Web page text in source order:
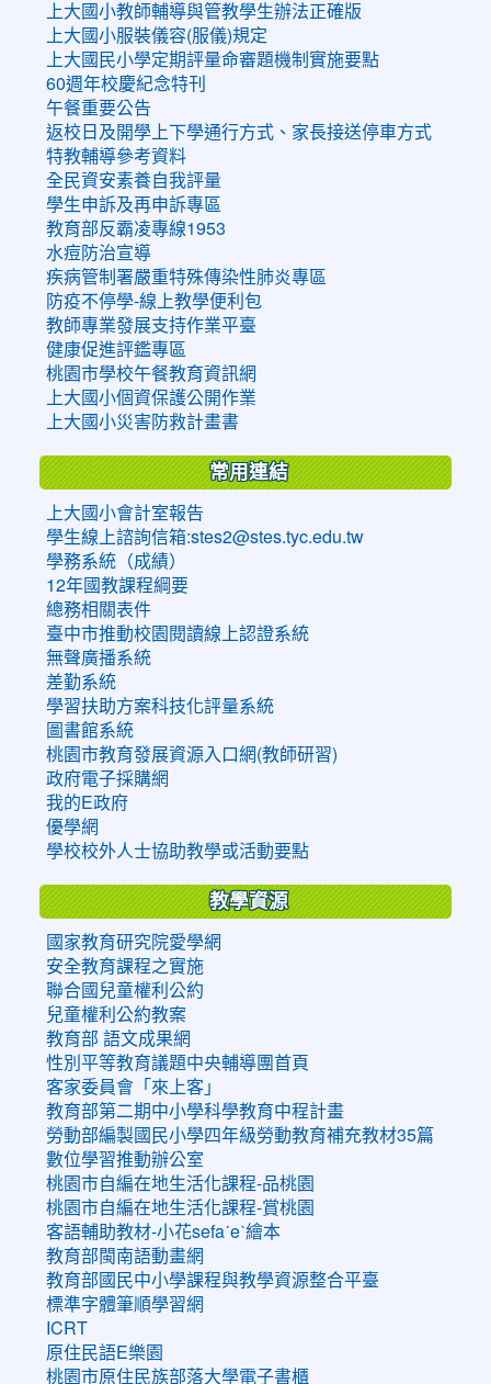
上大國小教師輔導與管教學生辦法正確版
上大國小服裝儀容(服儀)規定
上大國民小學定期評量命審題機制實施要點
60週年校慶紀念特刊
午餐重要公告
返校日及開學上下學通行方式、家長接送停車方式
特教輔導參考資料
全民資安素養自我評量
學生申訴及再申訴專區
教育部反霸凌專線1953
水痘防治宣導
疾病管制署嚴重特殊傳染性肺炎專區
防疫不停學-線上教學便利包
教師專業發展支持作業平臺
健康促進評鑑專區
桃園市學校午餐教育資訊網
上大國小個資保護公開作業
上大國小災害防救計畫書
常用連結
上大國小會計室報告
學生線上諮詢信箱:stes2@stes.tyc.edu.tw
學務系統（成績）
12年國教課程綱要
總務相關表件
臺中市推動校園閱讀線上認證系統
無聲廣播系統
差勤系統
學習扶助方案科技化評量系統
圖書館系統
桃園市教育發展資源入口網(教師研習)
政府電子採購網
我的E政府
優學網
學校校外人士協助教學或活動要點
教學資源
國家教育研究院愛學網
安全教育課程之實施
聯合國兒童權利公約
兒童權利公約教案
教育部 語文成果網
性別平等教育議題中央輔導團首頁
客家委員會「來上客」
教育部第二期中小學科學教育中程計畫
勞動部編製國民小學四年級勞動教育補充教材35篇
數位學習推動辦公室
桃園市自編在地生活化課程-品桃園
桃園市自編在地生活化課程-賞桃園
客語輔助教材-小花sefaˊeˋ繪本
教育部閩南語動畫網
教育部國民中小學課程與教學資源整合平臺
標準字體筆順學習網
ICRT
原住民語E樂園
桃園市原住民族部落大學電子書櫃